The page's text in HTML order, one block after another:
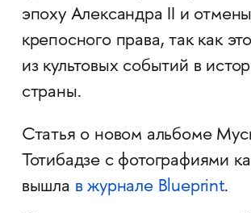
эпоху Александра II и отмены
крепосного права, так как
из культовых событий в
страны.
Статья о новом альбоме
Тотибадзе с фотографиями
вышла в журнале Blueprint.